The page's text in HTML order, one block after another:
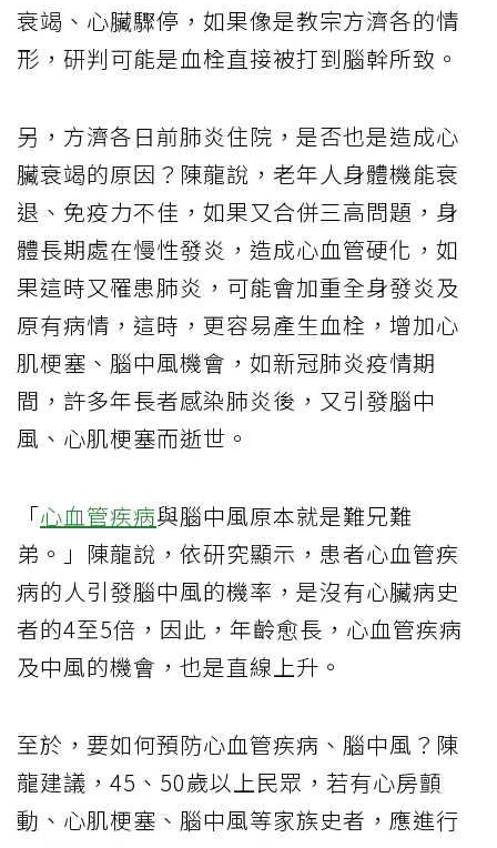
衰竭、心臟驟停，如果像是教宗方濟各的情
形，研判可能是血栓直接被打到腦幹所致。
另，方濟各日前肺炎住院，是否也是造成心
臟衰竭的原因？陳龍說，老年人身體機能衰
退、免疫力不佳，如果又合併三高問題，身
體長期處在慢性發炎，造成心血管硬化，如
果這時又罹患肺炎，可能會加重全身發炎及
原有病情，這時，更容易產生血栓，增加心
肌梗塞、腦中風機會，如新冠肺炎疫情期
間，許多年長者感染肺炎後，又引發腦中
風、心肌梗塞而逝世。
「心血管疾病與腦中風原本就是難兄難
弟。」陳龍說，依研究顯示，患者心血管疾
病的人引發腦中風的機率，是沒有心臟病史
者的4至5倍，因此，年齡愈長，心血管疾病
及中風的機會，也是直線上升。
至於，要如何預防心血管疾病、腦中風？陳
龍建議，45、50歲以上民眾，若有心房顫
動、心肌梗塞、腦中風等家族史者，應進行